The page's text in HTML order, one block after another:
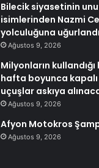
Bilecik siyasetinin
isimlerinden Nazmi
yolculuğuna uğurlandı
Ağustos 9, 2026
Milyonların kullandığı
hafta boyunca
uçuşlar askıya
Ağustos 9, 2026
Afyon Motokros
Ağustos 9, 2026